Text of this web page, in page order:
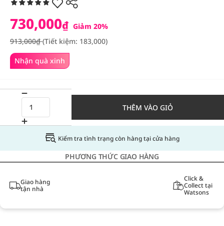
Nhận quà xinh
730,000₫ Giảm 20%
913,000₫(Tiết kiệm: 183,000)
THÊM VÀO GIỎ
Kiểm tra tình trạng còn hàng tại cửa hàng
PHƯƠNG THỨC GIAO HÀNG
Giao hàng
tận nhà
Click &
Collect tại
Watsons